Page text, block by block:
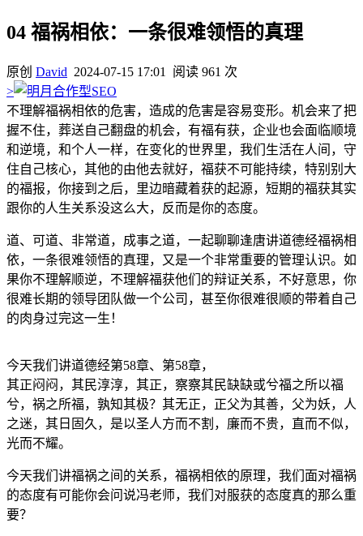
04 福祸相依：一条很难领悟的真理
原创 David 2024-07-15 17:01
阅读 961 次
>
不理解福祸相依的危害， 造成的危害是容易变形。 机会来了把
握不住， 葬送自 己翻盘的机会， 有福有获， 企业也会面 临顺境
和逆境， 和个人一样， 在变化的世界里， 我们 生活在人间， 守
住自 己核心， 其他的由他去就好， 福获不可能持续， 特别 别 大
的福报， 你接到 之后， 里边暗藏着获的起源， 短期的福获其实
跟你的人生关系没这么大， 反而是你的态度。
道、 可道、 非常道， 成事之道， 一起聊聊逢唐讲道德经福祸相
依， 一条很难领悟的真理， 又是一个非常重要的管理认识。 如
果你不理解顺逆， 不理解福获他们 的辩证关系， 不好意思， 你
很难长期的领导团 队做一个公司， 甚至你很难很顺的带着自 己
的肉身过完这一生！
今天我们 讲道德经第58章、 第58章，
其正闷 闷， 其民淳淳， 其正， 察察其民缺缺或兮福之所以福
兮， 祸之所福， 孰知其极？ 其无正， 正父为其善， 父为妖，
人
之迷， 其 日 固久， 是以圣人方而不割， 廉而不贵， 直而不似，
光而不耀。
今天我们 讲福祸之间 的关系， 福祸相依的原理， 我们 面对福祸
的态度有可能你会问说冯老师， 我们 对服获的态度真的那么重
要？